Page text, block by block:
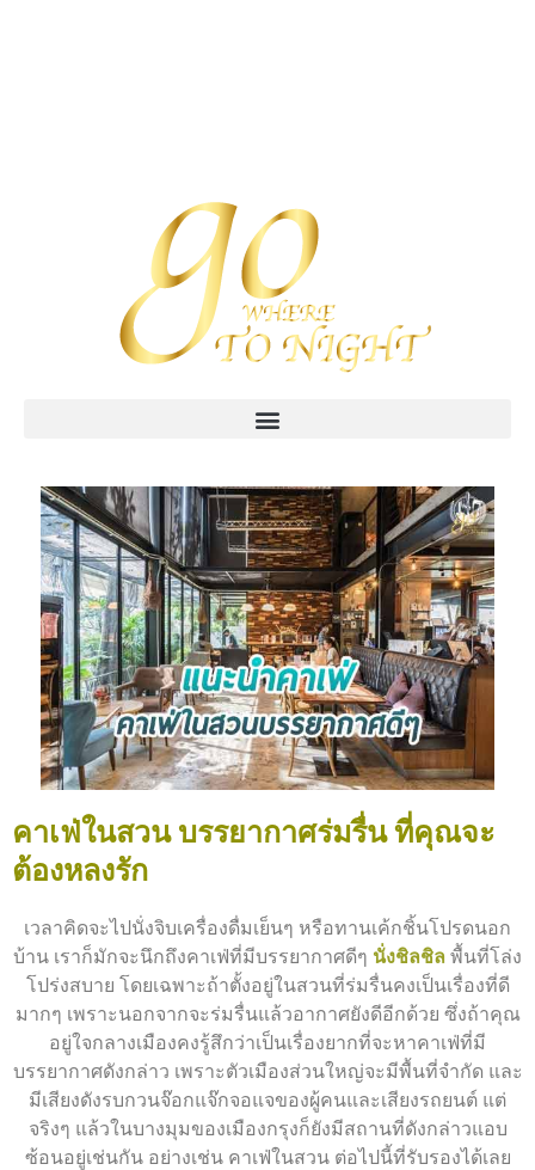
คาเฟ่ในสวน บรรยากาศร่มรื่น ที่คุณจะ
ต้องหลงรัก
เวลาคิดจะไปนั่งจิบเครื่องดื่มเย็นๆ หรือทานเค้กชิ้นโปรดนอก
บ้าน เราก็มักจะนึกถึงคาเฟ่ที่มีบรรยากาศดีๆ นั่งชิลชิล พื้นที่โล่ง
โปร่งสบาย โดยเฉพาะถ้าตั้งอยู่ในสวนที่ร่มรื่นคงเป็นเรื่องที่ดี
มากๆ เพราะนอกจากจะร่มรื่นแล้วอากาศยังดีอีกด้วย ซึ่งถ้าคุณ
อยู่ใจกลางเมืองคงรู้สึกว่าเป็นเรื่องยากที่จะหาคาเฟ่ที่มี
บรรยากาศดังกล่าว เพราะตัวเมืองส่วนใหญ่จะมีพื้นที่จำกัด และ
มีเสียงดังรบกวนจ๊อกแจ๊กจอแจของผู้คนและเสียงรถยนต์ แต่
จริงๆ แล้วในบางมุมของเมืองกรุงก็ยังมีสถานที่ดังกล่าวแอบ
ซ้อนอยู่เช่นกัน อย่างเช่น คาเฟ่ในสวน ต่อไปนี้ที่รับรองได้เลย